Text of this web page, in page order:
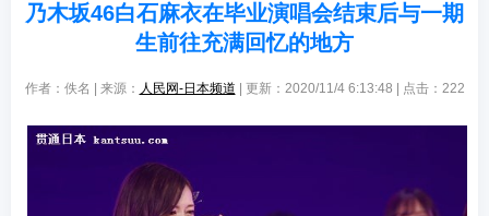
乃木坂46白石麻衣在毕业演唱会结束后与一期
生前往充满回忆的地方
作者：佚名 | 来源： 人民网-日本频道 | 更新：2020/11/4 6:13:48 | 点击： 222